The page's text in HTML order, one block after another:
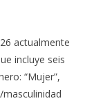
actualmente
incluye seis
“Mujer”,
masculinidad